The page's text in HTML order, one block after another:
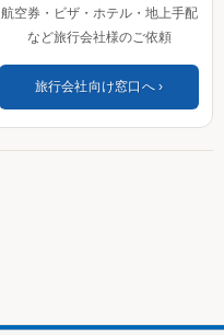
航空券・ビザ・ホテル・地上手配
など旅行会社様のご依頼
旅行会社向け窓口へ